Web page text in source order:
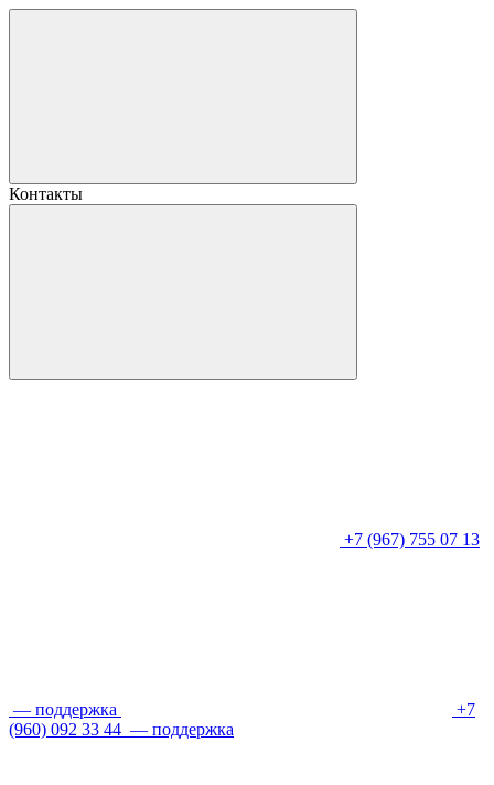
Контакты
+7 (967) 755 07 13
— поддержка
+7
(960) 092 33 44 — поддержка